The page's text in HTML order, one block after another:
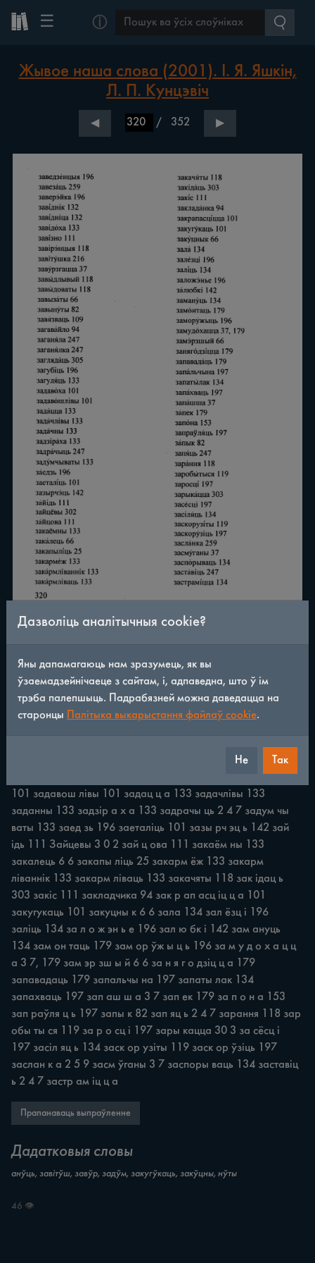
☰ ⓘ
Жывое наша слова (2001). І. Я. Яшкін,
Л. П. Кунцэвіч
◀ / 352 ▶
заведзён ц ы я 196 завезаць 2 5 9 завер эй ка 196 завідн ік
132 зав ідн іц а 132 за в ідо х а 133 зав ізн о 111
завязваць 109 загавайло 9 4 заганяла 2 4 7 заганялка 2 4
7 заглядаць 3 0 5 загубіц ь 196 загуляць 133 зад ав оха
101 задавош лівы 101 задац ц а 133 задачлівы 133
заданны 133 задзір а х а 133 задрачы ць 2 4 7 задум чы
ваты 133 заед зь 196 заеталіць 101 зазы рч эц ь 142 зай
ідь 111 Зайцевы 3 0 2 зай ц ова 111 закаём ны 133
закалець 6 6 закапы ліць 25 закарм ёж 133 закарм
ліваннік 133 закарм ліваць 133 закачяты 118 зак ідац ь
303 закіс 111 закладчика 94 зак р ап асц іц ц а 101
закугукаць 101 закуцны к 6 6 зала 134 зал ёзц і 196
заліць 134 за л о ж эн ь е 196 зал ю бк і 142 зам ануць
134 зам он таць 179 зам ор ўж ы ц ь 196 за м у д о х а ц ц
а 3 7, 179 зам эр зш ы й 6 6 за н я г о дзіц ц а 179
запавадаць 179 запальчы на 197 запаты лак 134
запахваць 197 зап аш ш а 3 7 зап ек 179 за п о н а 153
зап раўля ц ь 197 запы к 82 зап яц ь 2 4 7 зарання 118 зар
обы ты ся 119 за р о сц і 197 зары кацца 30 3 за сёсц і
197 засіл яц ь 134 заск ор узіты 119 заск ор ўзіць 197
заслан к а 2 5 9 засм ўганы 3 7 заспоры ваць 134 заставіц
ь 2 4 7 застр ам іц ц а
Прапанаваць выпраўленне
Дадатковыя словы
анўць, завітўш, завўр, задўм, закугўкаць, закўцны, нўты
46 👁
Дазволіць аналітычныя cookie?
Яны дапамагаюць нам зразумець, як вы
ўзаемадзейнічаеце з сайтам, і, адпаведна, што ў ім
трэба палепшыць. Падрабязней можна даведацца на
старонцы Палітыка выкарыстання файлаў cookie.
Не Так